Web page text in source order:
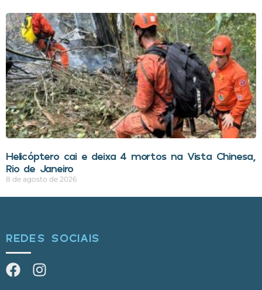
Helicóptero cai e deixa 4 mortos na Vista Chinesa,
Rio de Janeiro
8 de agosto de 2026
REDES SOCIAIS